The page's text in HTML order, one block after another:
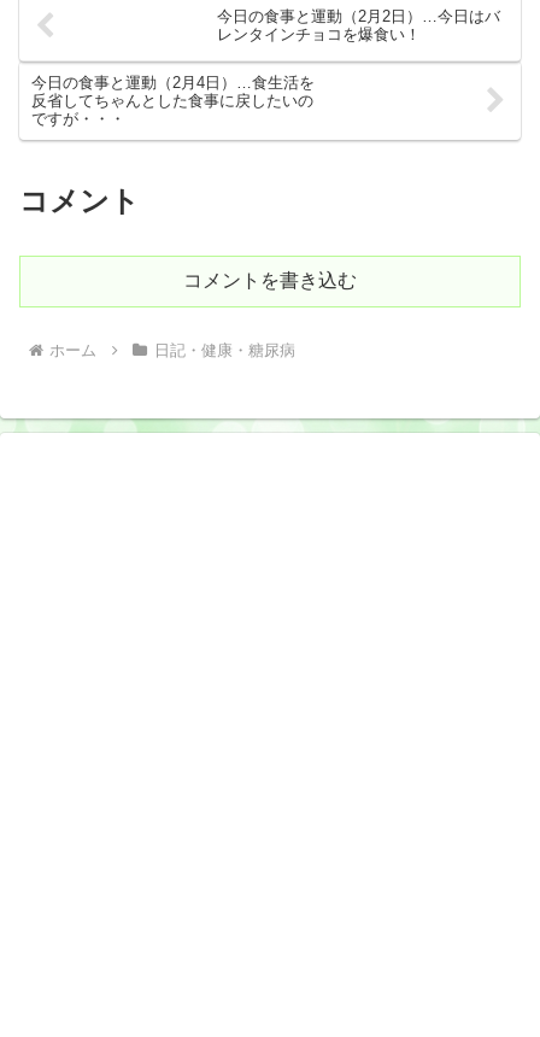
今日の食事と運動（2月2日）…今日はバ
レンタインチョコを爆食い！
今日の食事と運動（2月4日）…食生活を
反省してちゃんとした食事に戻したいの
ですが・・・
コメント
コメントを書き込む
ホーム 日記・健康・糖尿病